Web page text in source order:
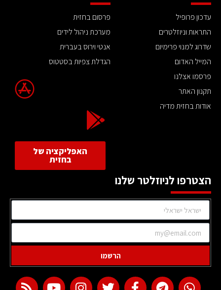
עדכון פרופיל
התראות וניוזלטרים
שדרוג למנוי פרימיום
המייל האדום
פרסמו אצלנו
תקנון האתר
אודות בחזית מדיה
פרסום בחזית
מערכת ניהול לידים
אנטי וירוס בעברית
הגדלת צפיות בסטטוס
האפליקציה של
בחזית
הצטרפו לניוזלטר שלנו
הרשמו